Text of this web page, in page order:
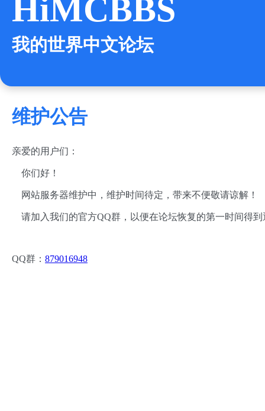
HiMCBBS
我的世界中文论坛
维护公告
亲爱的用户们：
你们好！
网站服务器维护中，维护时间待定，带来不便敬请谅解！
请加入我们的官方QQ群，以便在论坛恢复的第一时间得到
QQ群： 879016948